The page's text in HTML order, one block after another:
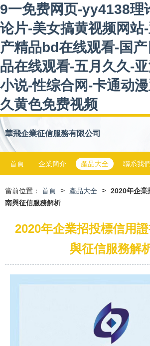
9一免费网页-yy4138理
论片-美女搞黄视频网站
产精品bd在线观看-国
品在线观看-五月久久-
小说-性综合网-卡通动
久黄色免费视频
華飛企業征信服務有限公司
首頁 企業簡介 產品大全 聯系我們
當前位置： 首頁 > 產品大全 > 2020年企業
南與征信服務解析
2020年企業招投標信用
與征信服務解